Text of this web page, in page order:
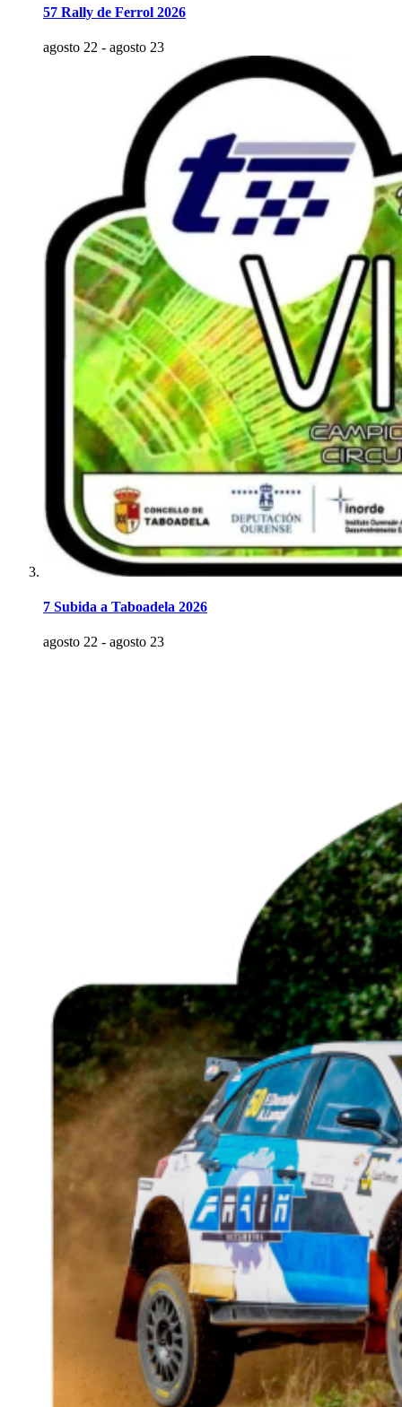
57 Rally de Ferrol 2026
agosto 22 - agosto 23
7 Subida a Taboadela 2026
agosto 22 - agosto 23